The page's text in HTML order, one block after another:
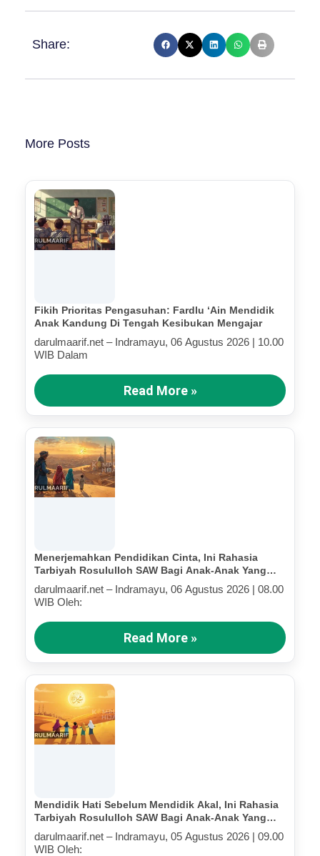
Share:
More Posts
Fikih Prioritas Pengasuhan: Fardlu ‘Ain Mendidik
Anak Kandung Di Tengah Kesibukan Mengajar
darulmaarif.net – Indramayu, 06 Agustus 2026 | 10.00
WIB Dalam
Read More »
Menerjemahkan Pendidikan Cinta, Ini Rahasia
Tarbiyah Rosululloh SAW Bagi Anak-Anak Yang
Terluka (Bagian IV)
darulmaarif.net – Indramayu, 06 Agustus 2026 | 08.00
WIB Oleh:
Read More »
Mendidik Hati Sebelum Mendidik Akal, Ini Rahasia
Tarbiyah Rosululloh SAW Bagi Anak-Anak Yang
Terluka (Bagian III)
darulmaarif.net – Indramayu, 05 Agustus 2026 | 09.00
WIB Oleh: